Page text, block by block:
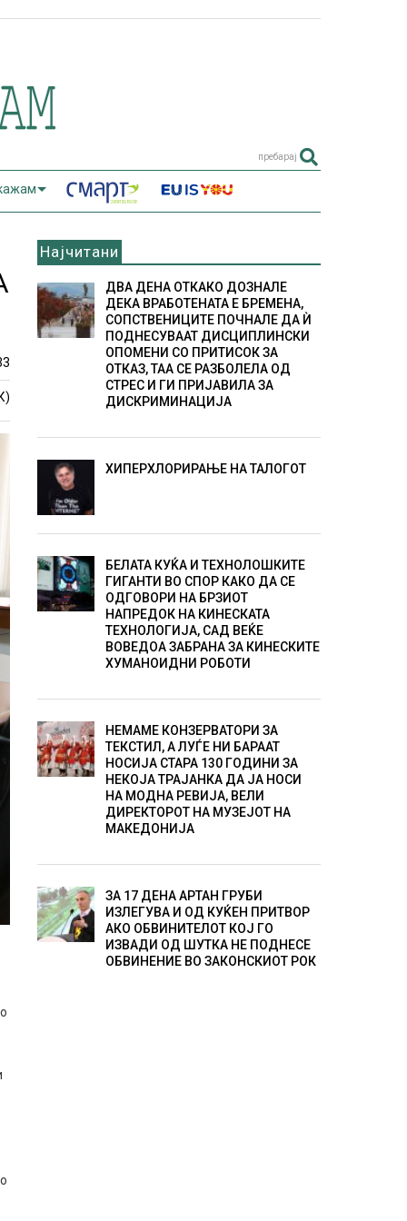
пребарај
Најчитани
ДВА ДЕНА ОТКАКО ДОЗНАЛЕ
ДЕКА ВРАБОТЕНАТА Е БРЕМЕНА,
СОПСТВЕНИЦИТЕ ПОЧНАЛЕ ДА Ѝ
ПОДНЕСУВААТ ДИСЦИПЛИНСКИ
ОПОМЕНИ СО ПРИТИСОК ЗА
ОТКАЗ, ТАА СЕ РАЗБОЛЕЛА ОД
СТРЕС И ГИ ПРИЈАВИЛА ЗА
ДИСКРИМИНАЦИЈА
ХИПЕРХЛОРИРАЊЕ НА ТАЛОГОТ
БЕЛАТА КУЌА И ТЕХНОЛОШКИТЕ
ГИГАНТИ ВО СПОР КАКО ДА СЕ
ОДГОВОРИ НА БРЗИОТ
НАПРЕДОК НА КИНЕСКАТА
ТЕХНОЛОГИЈА, САД ВЕЌЕ
ВОВЕДОА ЗАБРАНА ЗА КИНЕСКИТЕ
ХУМАНОИДНИ РОБОТИ
НЕМАМЕ КОНЗЕРВАТОРИ ЗА
ТЕКСТИЛ, А ЛУЃЕ НИ БАРААТ
НОСИЈА СТАРА 130 ГОДИНИ ЗА
НЕКОЈА ТРАЈАНКА ДА ЈА НОСИ
НА МОДНА РЕВИЈА, ВЕЛИ
ДИРЕКТОРОТ НА МУЗЕЈОТ НА
МАКЕДОНИЈА
ЗА 17 ДЕНА АРТАН ГРУБИ
ИЗЛЕГУВА И ОД КУЌЕН ПРИТВОР
АКО ОБВИНИТЕЛОТ КОЈ ГО
ИЗВАДИ ОД ШУТКА НЕ ПОДНЕСЕ
ОБВИНЕНИЕ ВО ЗАКОНСКИОТ РОК